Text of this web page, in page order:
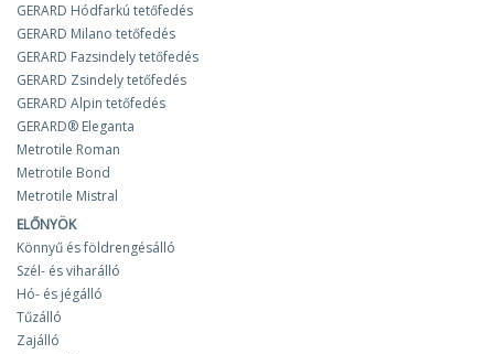
GERARD Hódfarkú tetőfedés
GERARD Milano tetőfedés
GERARD Fazsindely tetőfedés
GERARD Zsindely tetőfedés
GERARD Alpin tetőfedés
GERARD® Eleganta
Metrotile Roman
Metrotile Bond
Metrotile Mistral
ELŐNYÖK
Könnyű és földrengésálló
Szél- és viharálló
Hó- és jégálló
Tűzálló
Zajálló